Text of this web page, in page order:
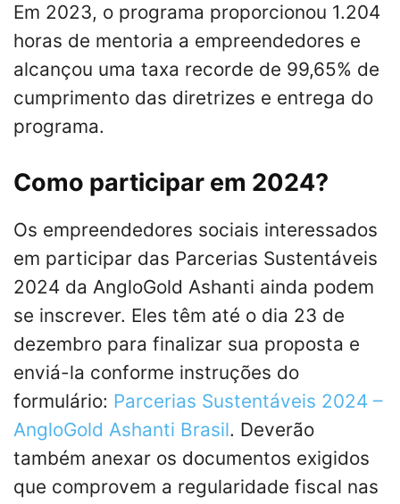
Em 2023, o programa proporcionou 1.204
horas de mentoria a empreendedores e
alcançou uma taxa recorde de 99,65% de
cumprimento das diretrizes e entrega do
programa.
Como participar em 2024?
Os empreendedores sociais interessados ​​
em participar das Parcerias Sustentáveis ​​
2024 da AngloGold Ashanti ainda podem
se inscrever. Eles têm até o dia 23 de
dezembro para finalizar sua proposta e
enviá-la conforme instruções do
formulário: Parcerias Sustentáveis ​​2024 –
AngloGold Ashanti Brasil. Deverão
também anexar os documentos exigidos
que comprovem a regularidade fiscal nas